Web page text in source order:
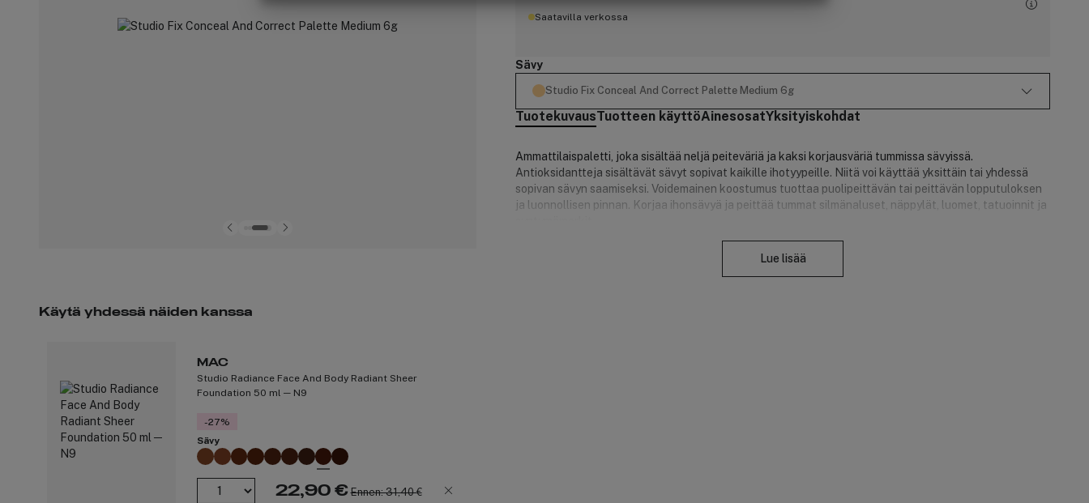
Saatavilla verkossa
Sävy
Studio Fix Conceal And Correct Palette Medium 6g
TuotekuvausTuotteen käyttöAinesosatYksityiskohdat
Ammattilaispaletti, joka sisältää neljä peiteväriä ja kaksi korjausväriä tummissa sävyissä.
Antioksidantteja sisältävät sävyt sopivat kaikille ihotyypeille. Niitä voi käyttää yksittäin tai yhdessä
sopivan sävyn saamiseksi. Voidemainen koostumus tuottaa puolipeittävän tai peittävän lopputuloksen
ja luonnollisen pinnan. Korjaa ihonsävyä ja peittää tummat silmänaluset, näppylät, luomet, tatuoinnit ja
Lue lisää
Käytä yhdessä näiden kanssa
MAC
Studio Radiance Face And Body Radiant Sheer
Foundation 50 ml ─ N9
-27%
Sävy
22,90 € Ennen: 31,40 €